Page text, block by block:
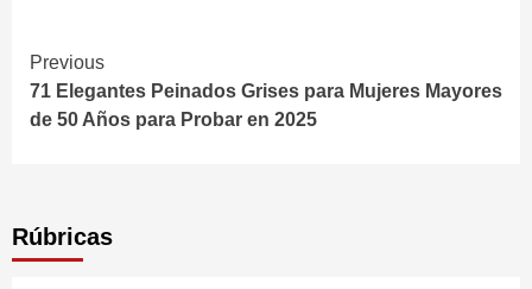
Continue
Reading
Previous
71 Elegantes Peinados Grises para Mujeres Mayores
de 50 Años para Probar en 2025
Rúbricas